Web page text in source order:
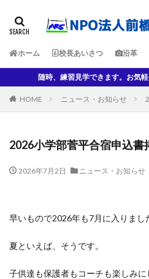
ホーム 校長あいさつ 沿革
随時、練習見学できます。お気軽
HOME ニュース・お知らせ
2026小学部菅平合宿申込書
2026年7月2日 ニュース・お知らせ
早いもので2026年も7月に入りまし
夏といえば、そうです。
子供達も保護者もコーチも楽しみ